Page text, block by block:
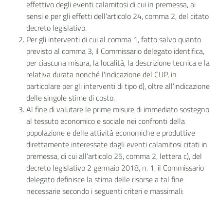
effettivo degli eventi calamitosi di cui in premessa, ai
sensi e per gli effetti dell’articolo 24, comma 2, del citato
decreto legislativo.
Per gli interventi di cui al comma 1, fatto salvo quanto
previsto al comma 3, il Commissario delegato identifica,
per ciascuna misura, la località, la descrizione tecnica e la
relativa durata nonché l'indicazione del CUP, in
particolare per gli interventi di tipo d), oltre all’indicazione
delle singole stime di costo.
Al fine di valutare le prime misure di immediato sostegno
al tessuto economico e sociale nei confronti della
popolazione e delle attività economiche e produttive
direttamente interessate dagli eventi calamitosi citati in
premessa, di cui all’articolo 25, comma 2, lettera c), del
decreto legislativo 2 gennaio 2018, n. 1, il Commissario
delegato definisce la stima delle risorse a tal fine
necessarie secondo i seguenti criteri e massimali: